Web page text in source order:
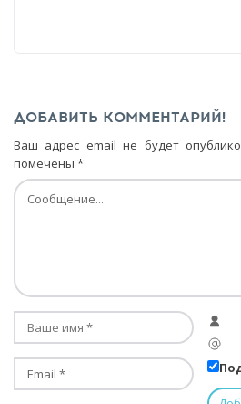
ДОБАВИТЬ КОММЕНТАРИЙ!
Ваш адрес email не будет
помечены *